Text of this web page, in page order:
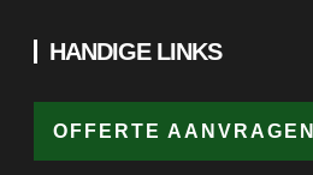
HANDIGE LINKS
OFFERTE AANVRAGEN